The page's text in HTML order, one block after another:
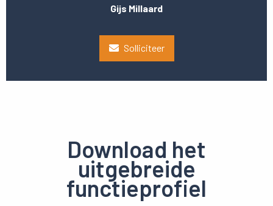
Gijs Millaard
Solliciteer
Download het
uitgebreide
functieprofiel